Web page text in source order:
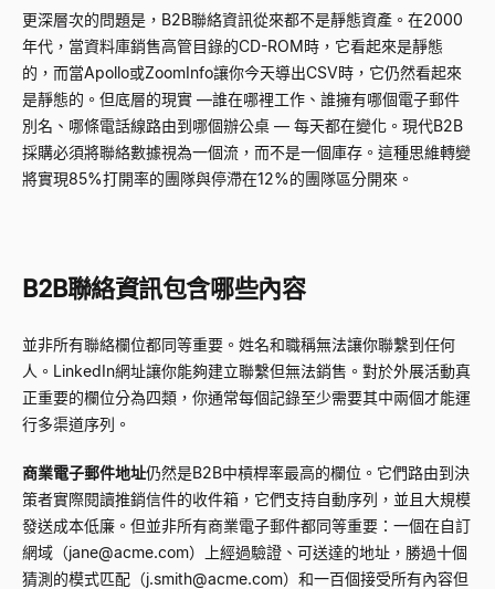
更深層次的問題是，B2B聯絡資訊從來都不是靜態資產。在2000
年代，當資料庫銷售高管目錄的CD-ROM時，它看起來是靜態
的，而當Apollo或ZoomInfo讓你今天導出CSV時，它仍然看起來
是靜態的。但底層的現實 —誰在哪裡工作、誰擁有哪個電子郵件
別名、哪條電話線路由到哪個辦公桌 — 每天都在變化。現代B2B
採購必須將聯絡數據視為一個流，而不是一個庫存。這種思維轉變
將實現85%打開率的團隊與停滯在12%的團隊區分開來。
B2B聯絡資訊包含哪些內容
並非所有聯絡欄位都同等重要。姓名和職稱無法讓你聯繫到任何
人。LinkedIn網址讓你能夠建立聯繫但無法銷售。對於外展活動真
正重要的欄位分為四類，你通常每個記錄至少需要其中兩個才能運
行多渠道序列。
商業電子郵件地址仍然是B2B中槓桿率最高的欄位。它們路由到決
策者實際閱讀推銷信件的收件箱，它們支持自動序列，並且大規模
發送成本低廉。但並非所有商業電子郵件都同等重要：一個在自訂
網域（jane@acme.com）上經過驗證、可送達的地址，勝過十個
猜測的模式匹配（j.smith@acme.com）和一百個接受所有內容但